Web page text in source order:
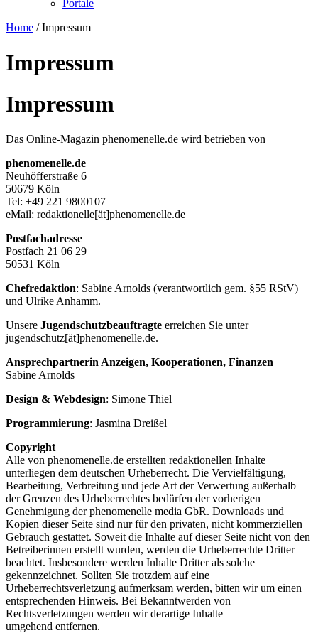
Portale
Home /Impressum
Impressum
Impressum
Das Online-Magazin phenomenelle.de wird betrieben von
phenomenelle.de
Neuhöfferstraße 6
50679 Köln
Tel: +49 221 9800107
eMail: redaktionelle[ät]phenomenelle.de
Postfachadresse
Postfach 21 06 29
50531 Köln
Chefredaktion: Sabine Arnolds (verantwortlich gem. §55 RStV)
und Ulrike Anhamm.
Unsere Jugendschutzbeauftragte erreichen Sie unter
jugendschutz[ät]phenomenelle.de.
Ansprechpartnerin Anzeigen, Kooperationen, Finanzen
Sabine Arnolds
Design & Webdesign: Simone Thiel
Programmierung: Jasmina Dreißel
Copyright
Alle von phenomenelle.de erstellten redaktionellen Inhalte
unterliegen dem deutschen Urheberrecht. Die Vervielfältigung,
Bearbeitung, Verbreitung und jede Art der Verwertung außerhalb
der Grenzen des Urheberrechtes bedürfen der vorherigen
Genehmigung der phenomenelle media GbR. Downloads und
Kopien dieser Seite sind nur für den privaten, nicht kommerziellen
Gebrauch gestattet. Soweit die Inhalte auf dieser Seite nicht von den
Betreiberinnen erstellt wurden, werden die Urheberrechte Dritter
beachtet. Insbesondere werden Inhalte Dritter als solche
gekennzeichnet. Sollten Sie trotzdem auf eine
Urheberrechtsverletzung aufmerksam werden, bitten wir um einen
entsprechenden Hinweis. Bei Bekanntwerden von
Rechtsverletzungen werden wir derartige Inhalte
umgehend entfernen.